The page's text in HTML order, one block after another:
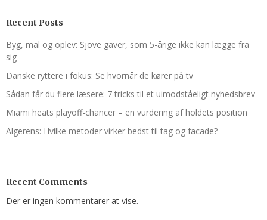
Recent Posts
Byg, mal og oplev: Sjove gaver, som 5-årige ikke kan lægge fra
sig
Danske ryttere i fokus: Se hvornår de kører på tv
Sådan får du flere læsere: 7 tricks til et uimodståeligt nyhedsbrev
Miami heats playoff-chancer – en vurdering af holdets position
Algerens: Hvilke metoder virker bedst til tag og facade?
Recent Comments
Der er ingen kommentarer at vise.